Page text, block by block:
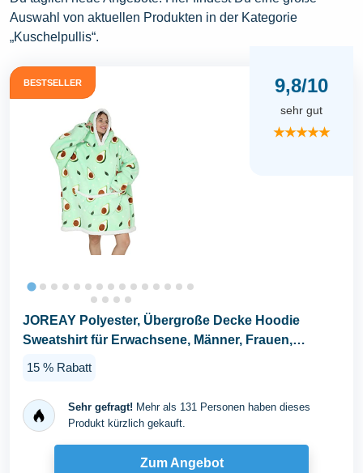
Auswahl von aktuellen Produkten in der Kategorie
„Kuschelpullis“.
BESTSELLER 9,8/10
sehr gut
★★★★★
JOREAY Polyester, Übergroße Decke Hoodie
Sweatshirt für Erwachsene, Männer, Frauen,
15 % Rabatt
Sehr gefragt! Mehr als 131 Personen haben dieses
Produkt kürzlich gekauft.
Zum Angebot